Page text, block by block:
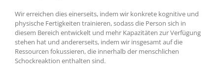
Wir erreichen dies einerseits, indem wir konkrete kognitive und
physische Fertigkeiten trainieren, sodass die Person sich in
diesem Bereich entwickelt und mehr Kapazitäten zur Verfügung
stehen hat und andererseits, indem wir insgesamt auf die
Ressourcen fokussieren, die innerhalb der menschlichen
Schockreaktion enthalten sind.